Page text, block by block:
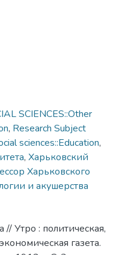
SCIENCES::Other
, Research Subject
sciences::Education,
, Харьковский
Харьковского
и акушерства
Утро : политическая,
газета.